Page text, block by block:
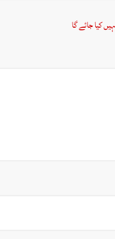
کیا جائے گا